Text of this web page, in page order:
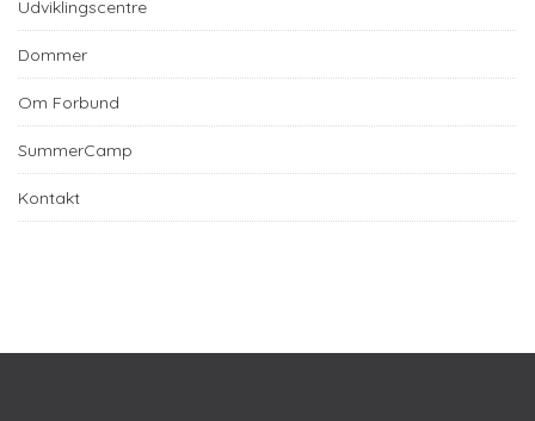
Udviklingscentre
Dommer
Om Forbund
SummerCamp
Kontakt